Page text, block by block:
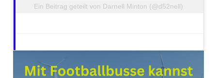
Ein Beitrag geteilt von Darnell Minton (@d52nell)